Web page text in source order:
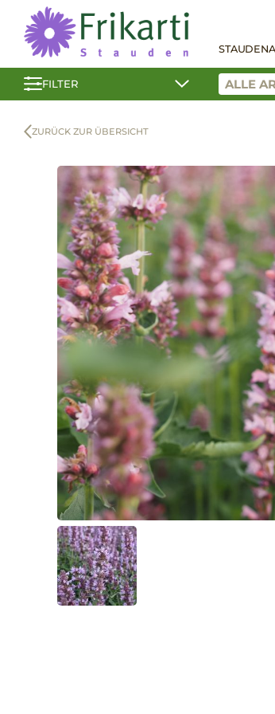
STAUDEN
FILTER
ZURÜCK ZUR ÜBERSICHT